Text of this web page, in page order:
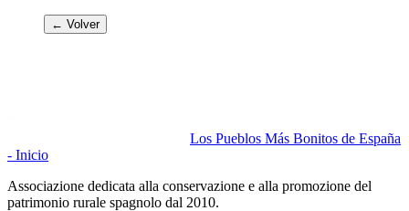
← Volver
Los Pueblos Más Bonitos de España
- Inicio
Associazione dedicata alla conservazione e alla promozione del
patrimonio rurale spagnolo dal 2010.